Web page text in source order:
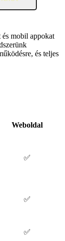
mobil appokat
és teljes
Weboldal
✅
✅
✅